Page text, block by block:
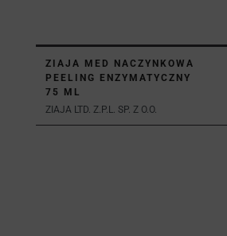
ZIAJA MED NACZYNKOWA
PEELING ENZYMATYCZNY
75 ML
ZIAJA LTD. Z.P.L. SP. Z O.O.